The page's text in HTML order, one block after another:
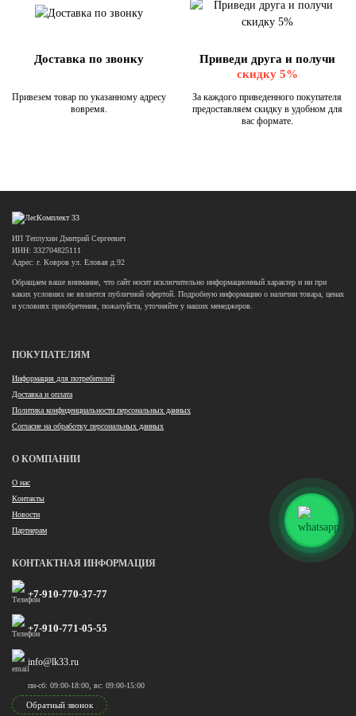
Доставка по звонку
Привезем товар по указанному адресу
вовремя.
Приведи друга и получи
скидку 5%
За каждого приведенного покупателя
предоставляем скидку в удобном для
вас формате.
ИП Теплухин Дмитрий Сергеевич
ИНН: 332704825111
Адрес: г. Ковров ул. Еловая д.92
Обращаем ваше внимание, что сайт носит исключительно информационный характер и ни при
каких условиях не является публичной офертой. Подробную информацию о наличии товара, ценах
и условиях приобретения, пожалуйста, уточняйте у наших менеджеров.
ПОКУПАТЕЛЯМ
Информация для потребителей
Доставка и оплата
Политика конфиденциальности персональных данных
Согласие на обработку персональных данных
О КОМПАНИИ
О нас
Контакты
Новости
Партнерам
КОНТАКТНАЯ ИНФОРМАЦИЯ
+7-910-770-37-77
+7-910-771-05-55
info@lk33.ru
пн-сб: 09:00-18:00, вс: 09:00-15:00
Обратный звонок